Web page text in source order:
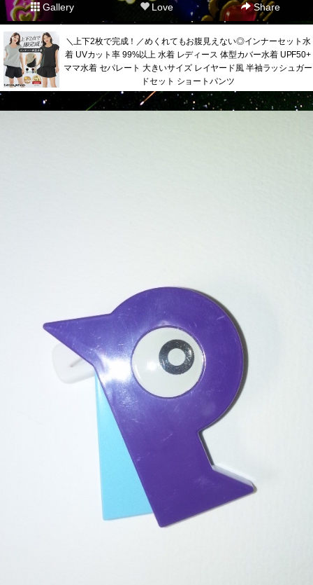
Gallery Love Share
＼上下2枚で完成！／めくれてもお腹見えない◎インナーセット水
着 UVカット率 99%以上 水着 レディース 体型カバー水着 UPF50+
ママ水着 セパレート 大きいサイズ レイヤード風 半袖ラッシュガー
ドセット ショートパンツ